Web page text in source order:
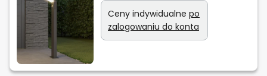
Ceny indywidualne po
zalogowaniu do konta